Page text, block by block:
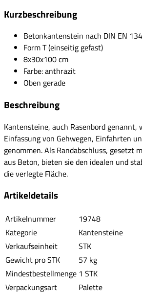
Kurzbeschreibung
Betonkantenstein nach DIN EN
Form T (einseitig gefast)
8x30x100 cm
Farbe: anthrazit
Oben gerade
Beschreibung
Kantensteine, auch Rasenbord genannt,
Einfassung von Gehwegen, Einfahrten
genommen. Als Randabschluss, gesetzt
aus Beton, bieten sie den idealen und
die verlegte Fläche.
Artikeldetails
Artikelnummer
19748
Kategorie
Kantensteine
Verkaufseinheit
STK
Gewicht pro STK
57 kg
Mindestbestellmenge 1 STK
Verpackungsart
Palette